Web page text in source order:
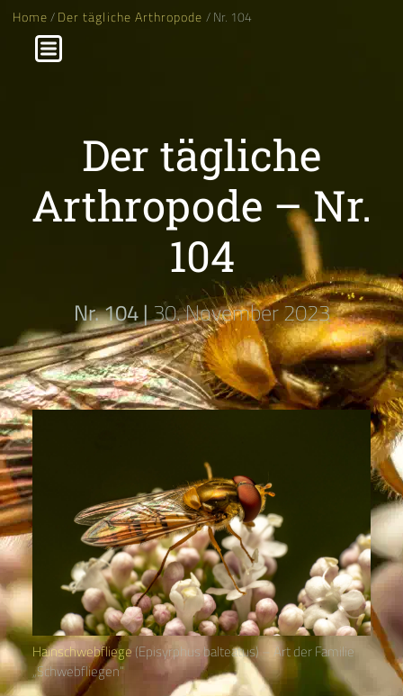
Home/Der tägliche Arthropode / Nr. 104
Der tägliche
Arthropode – Nr.
104
Nr. 104 |30. November 2023
Hainschwebfliege (Episyrphus balteatus) – Art der Familie
„Schwebfliegen“